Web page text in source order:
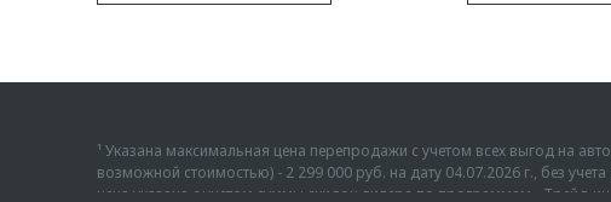
¹ Указана максимальная цена перепродажи с учетом всех выгод на
возможной стоимостью) - 2 299 000 руб. на дату 04.07.2026 г., без
цена указана с учетом суммы скидок дилера по программам «Трейд-